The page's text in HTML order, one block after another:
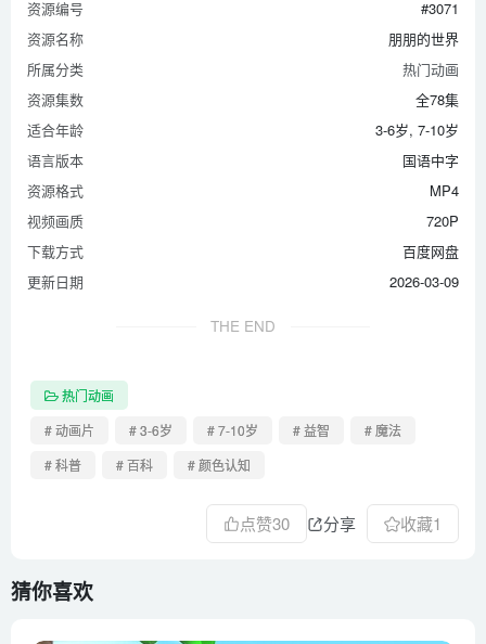
资源编号
#3071
资源名称
朋朋的世界
所属分类
热门动画
资源集数
全78集
适合年龄
3-6岁, 7-10岁
语言版本
国语中字
资源格式
MP4
视频画质
720P
下载方式
百度网盘
更新日期
2026-03-09
THE END
热门动画
# 动画片
# 3-6岁 # 7-10岁 # 益智
# 魔法
# 科普
# 百科 # 颜色认知
点赞30 分享 收藏1
猜你喜欢